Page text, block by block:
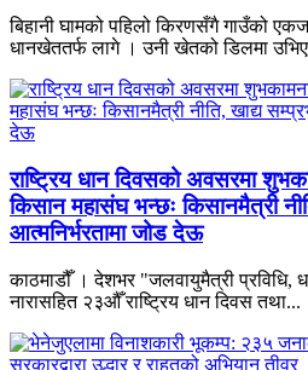
बिहानी घामको पहिलो किरणसँगै गाउँको
धानखेततर्फ लागे । उनी खेतको डिलमा
राष्ट्रिय धान दिवसको अवसरमा
किसान महासंघ भन्छः किसानमैत्री
आत्मनिर्भरतामा जोड देऊ
काठमाडौँ । देशभर "जलवायुमैत्री प्रविधि,
नारासहित २३औँ राष्ट्रिय धान दिवस तथा...